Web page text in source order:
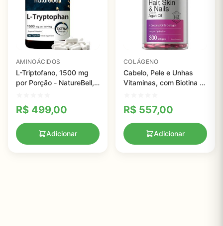
AMINOÁCIDOS
L-Triptofano, 1500 mg
por Porção - NatureBell,
R$ 499,00
Adicionar
COLÁGENO
Cabelo, Pele e Unhas
Vitaminas, com Biotina e
Coco, Horbaach, 300
Cápsulas
R$ 557,00
Adicionar